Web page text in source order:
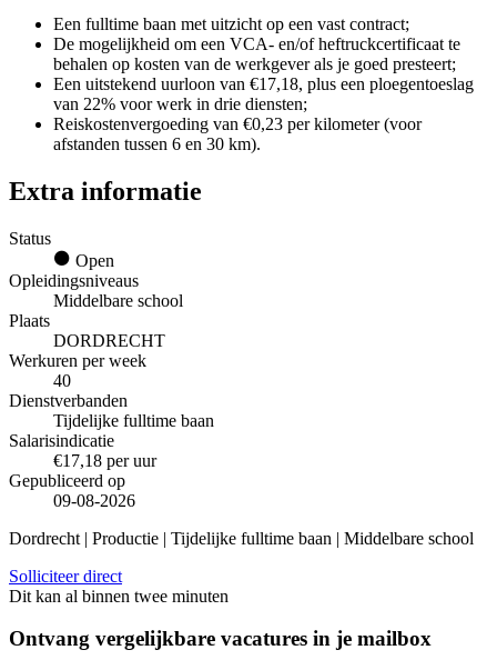
Een fulltime baan met uitzicht op een vast contract;
De mogelijkheid om een VCA- en/of heftruckcertificaat te
behalen op kosten van de werkgever als je goed presteert;
Een uitstekend uurloon van €17,18, plus een ploegentoeslag
van 22% voor werk in drie diensten;
Reiskostenvergoeding van €0,23 per kilometer (voor
afstanden tussen 6 en 30 km).
Extra informatie
Status
Open
Opleidingsniveaus
Middelbare school
Plaats
DORDRECHT
Werkuren per week
40
Dienstverbanden
Tijdelijke fulltime baan
Salarisindicatie
€17,18 per uur
Gepubliceerd op
09-08-2026
Dordrecht | Productie | Tijdelijke fulltime baan | Middelbare school
Solliciteer direct
Dit kan al binnen twee minuten
Ontvang vergelijkbare vacatures in je mailbox